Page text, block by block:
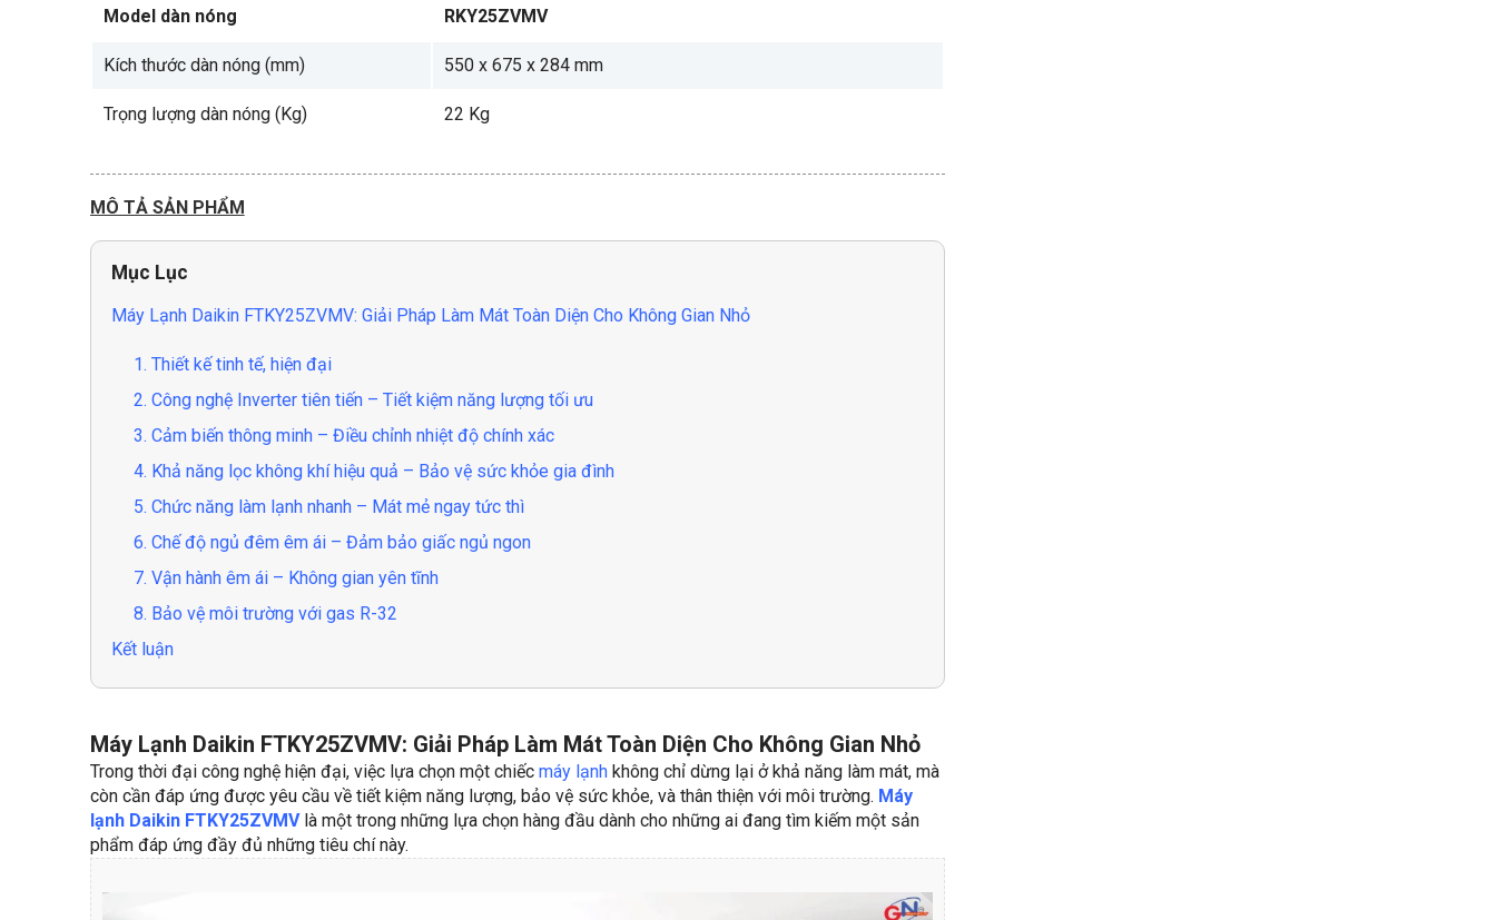
Model dàn nóng RKY25ZVMV
Kích thước dàn nóng (mm) 550 x 675 x 284 mm
Trọng lượng dàn nóng (Kg) 22 Kg
MÔ TẢ SẢN PHẨM
Mục Lục
Máy Lạnh Daikin FTKY25ZVMV: Giải Pháp Làm Mát Toàn Diện Cho Không Gian Nhỏ
1. Thiết kế tinh tế, hiện đại
2. Công nghệ Inverter tiên tiến – Tiết kiệm năng lượng tối ưu
3. Cảm biến thông minh – Điều chỉnh nhiệt độ chính xác
4. Khả năng lọc không khí hiệu quả – Bảo vệ sức khỏe gia đình
5. Chức năng làm lạnh nhanh – Mát mẻ ngay tức thì
6. Chế độ ngủ đêm êm ái – Đảm bảo giấc ngủ ngon
7. Vận hành êm ái – Không gian yên tĩnh
8. Bảo vệ môi trường với gas R-32
Kết luận
Máy Lạnh Daikin FTKY25ZVMV: Giải Pháp Làm Mát Toàn Diện Cho Không Gian Nhỏ
Trong thời đại công nghệ hiện đại, việc lựa chọn một chiếc máy lạnhkhông chỉ dừng lại ở khả năng làm mát, mà
còn cần đáp ứng được yêu cầu về tiết kiệm năng lượng, bảo vệ sức khỏe, và thân thiện với môi trường. Máy
lạnh Daikin FTKY25ZVMVlà một trong những lựa chọn hàng đầu dành cho những ai đang tìm kiếm một sản
phẩm đáp ứng đầy đủ những tiêu chí này.